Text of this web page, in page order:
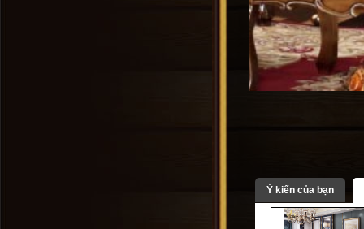
Ý kiến của bạn